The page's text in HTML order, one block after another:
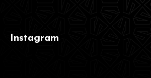
Instagram